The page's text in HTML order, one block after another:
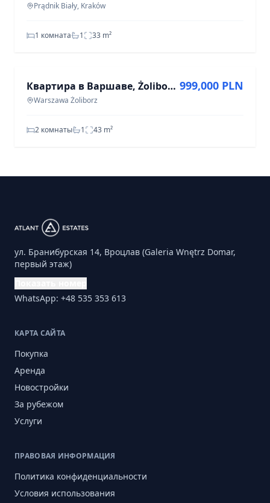
Prądnik Biały, Kraków
1 комната 1 33 m²
Квартира в Варшаве, Żoliborz - 2 комнаты, 43 м²
Warszawa Żoliborz
999,000 PLN
2 комнаты 1 43 m²
ул. Бранибурская 14, Вроцлав (Galeria Wnętrz Domar,
первый этаж)
WhatsApp: +48 535 353 613
КАРТА САЙТА
Покупка
Аренда
Новостройки
За рубежом
Услуги
ПРАВОВАЯ ИНФОРМАЦИЯ
Политика конфиденциальности
Условия использования